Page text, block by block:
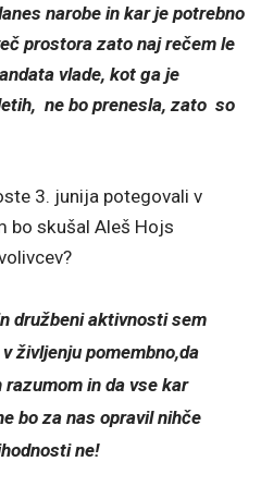
narobe in kar je potrebno
prostora zato naj rečem le
vlade, kot ga je
ne bo prenesla, zato so
3. junija potegovali v
bo skušal Aleš Hojs
družbeni aktivnosti sem
življenju pomembno,da
in da vse kar
bo za nas opravil nihče
ne!